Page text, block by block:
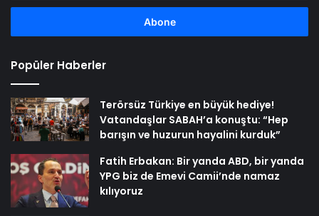
adresinizi
Popüler Haberler
Terörsüz Türkiye en büyük hediye!
Vatandaşlar SABAH’a konuştu: “Hep
barışın ve huzurun hayalini kurduk”
Fatih Erbakan: Bir yanda ABD, bir yanda
YPG biz de Emevi Camii’nde namaz
kılıyoruz